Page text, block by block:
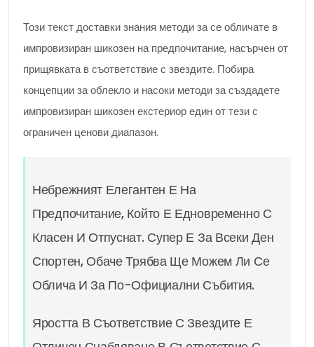
Този текст доставки знания методи за се обличате в
импровизиран шикозен на предпочитание, насърчен от
прищявката в съответствие с звездите. Побира
концепции за облекло и насоки методи за създадете
импровизиран шикозен екстериор един от тези с
ограничен ценови диапазон.
Небрежният Елегантен Е На
Предпочитание, Който Е Едновременно С
Класен И Отпуснат. Супер Е За Всеки Ден
Спортен, Обаче Трябва Ще Можем Ли Се
Облича И За По-Официални Събития.
Яростта В Съответствие С Звездите Е